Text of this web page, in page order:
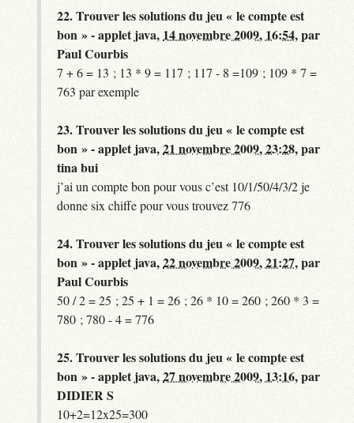
22.Trouver les solutions du jeu « le compte est
bon » - applet java, 14 novembre 2009, 16:54,par
Paul Courbis
7 + 6 = 13 ; 13 * 9 = 117 ; 117 - 8 =109 ; 109 * 7 =
763 par exemple
23.Trouver les solutions du jeu « le compte est
bon » - applet java,21 novembre 2009, 23:28,par
tina bui
j’ai un compte bon pour vous c’est 10/1/50/4/3/2 je
donne six chiffe pour vous trouvez 776
24.Trouver les solutions du jeu « le compte est
bon » - applet java,22 novembre 2009, 21:27,par
Paul Courbis
50 / 2 = 25 ; 25 + 1 = 26 ; 26 * 10 = 260 ; 260 * 3 =
780 ; 780 - 4 = 776
25.Trouver les solutions du jeu « le compte est
bon » - applet java,27 novembre 2009, 13:16,par
DIDIER S
10+2=12x25=300